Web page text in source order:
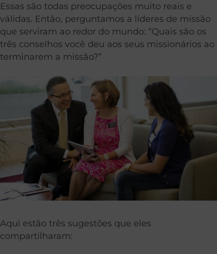
Essas são todas preocupações muito reais e
válidas. Então, perguntamos a líderes de missão
que serviram ao redor do mundo: “Quais são os
três conselhos você deu aos seus missionários ao
terminarem a missão?”
Aqui estão três sugestões que eles
compartilharam: